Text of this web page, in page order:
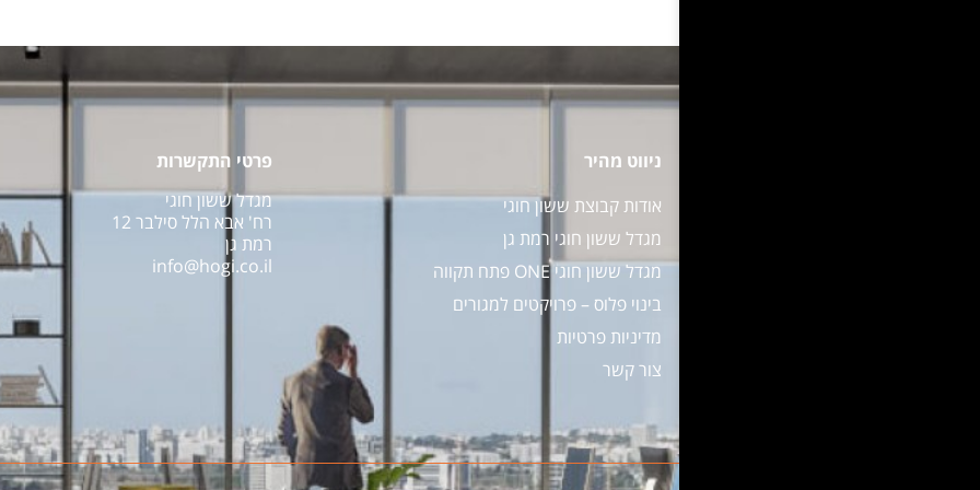
ניווט מהיר
אודות קבוצת ששון חוגי
מגדל ששון חוגי רמת גן
מגדל ששון חוגי ONE פתח תקווה
בינוי פלוס – פרויקטים למגורים
מדיניות פרטיות
צור קשר
פרטי התקשרות
מגדל ששון חוגי
רח' אבא הלל סילבר 12
רמת גן
info@hogi.co.il